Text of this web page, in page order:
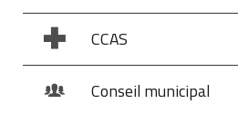
CCAS
Conseil municipal